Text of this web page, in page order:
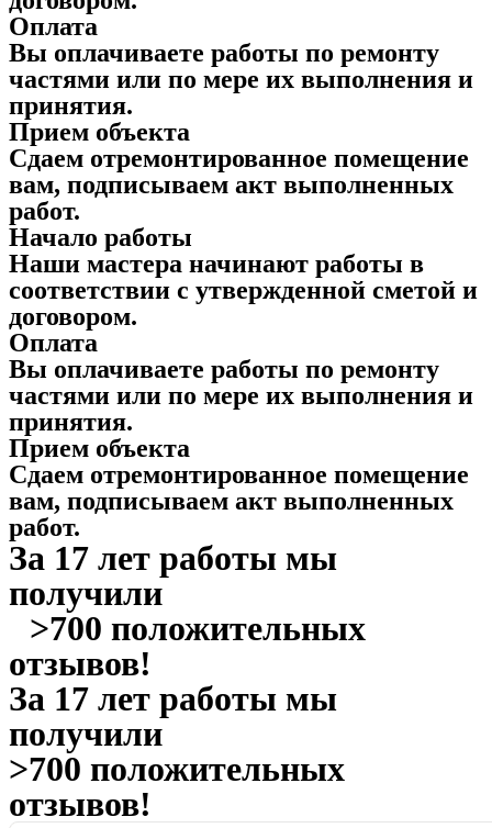
Оплата
Вы оплачиваете работы по ремонту
частями или по мере их выполнения и
принятия.
Прием объекта
Сдаем отремонтированное помещение
вам, подписываем акт выполненных
работ.
Начало работы
Наши мастера начинают работы в
соответствии с утвержденной сметой и
договором.
Оплата
Вы оплачиваете работы по ремонту
частями или по мере их выполнения и
принятия.
Прием объекта
Сдаем отремонтированное помещение
вам, подписываем акт выполненных
работ.
За 17 лет работы мы
получили
>700 положительных
отзывов!
За 17 лет работы мы
получили
>700 положительных
отзывов!